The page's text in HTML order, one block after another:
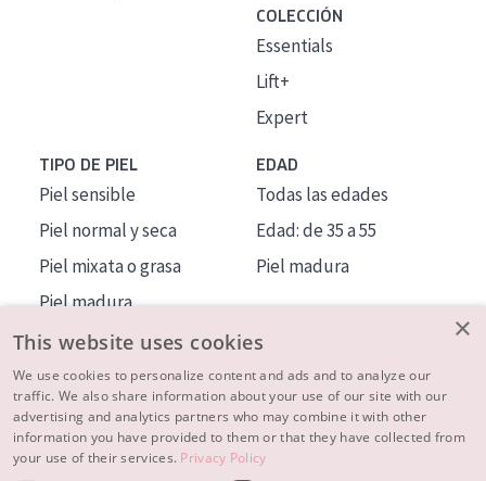
COLECCIÓN
Essentials
Lift+
Expert
TIPO DE PIEL
Piel sensible
Piel normal y seca
Piel mixata o grasa
Piel madura
Piel expuesta al sol
Piel menopáusica
EDAD
Todas las edades
Edad: de 35 a 55
Piel madura
MÁS SOBRE NOSOTROS
INSPIRACIÓN
×
This website uses cookies
We use cookies to personalize content and ads and to analyze our
traffic. We also share information about your use of our site with our
advertising and analytics partners who may combine it with other
information you have provided to them or that they have collected from
your use of their services. Privacy Policy